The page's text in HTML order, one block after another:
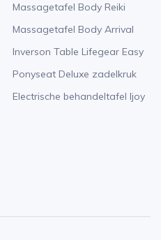
Massagetafel Body Reiki
Massagetafel Body Arrival
Inverson Table Lifegear Easy
Ponyseat Deluxe zadelkruk
Electrische behandeltafel Ijoy